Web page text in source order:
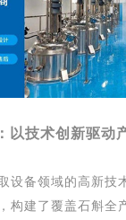
以技术创新驱动
设备领域的高新技
构建了覆盖石斛全